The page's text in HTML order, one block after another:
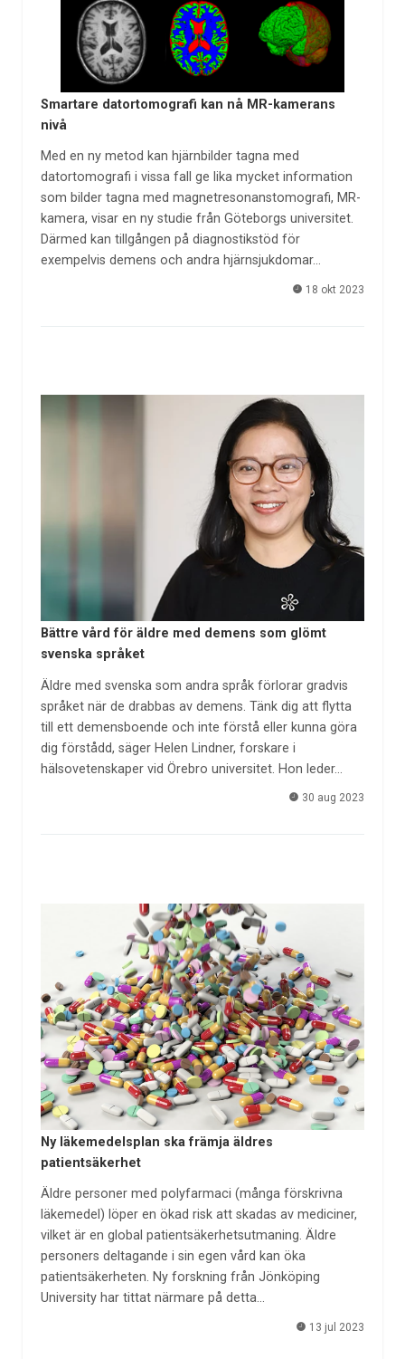
Smartare datortomografi kan nå MR-kamerans
nivå
Med en ny metod kan hjärnbilder tagna med
datortomografi i vissa fall ge lika mycket information
som bilder tagna med magnetresonanstomografi, MR-
kamera, visar en ny studie från Göteborgs universitet.
Därmed kan tillgången på diagnostikstöd för
exempelvis demens och andra hjärnsjukdomar…
18 okt 2023
Bättre vård för äldre med demens som glömt
svenska språket
Äldre med svenska som andra språk förlorar gradvis
språket när de drabbas av demens. Tänk dig att flytta
till ett demensboende och inte förstå eller kunna göra
dig förstådd, säger Helen Lindner, forskare i
hälsovetenskaper vid Örebro universitet. Hon leder…
30 aug 2023
Ny läkemedelsplan ska främja äldres
patientsäkerhet
Äldre personer med polyfarmaci (många förskrivna
läkemedel) löper en ökad risk att skadas av mediciner,
vilket är en global patientsäkerhetsutmaning. Äldre
personers deltagande i sin egen vård kan öka
patientsäkerheten. Ny forskning från Jönköping
University har tittat närmare på detta…
13 jul 2023